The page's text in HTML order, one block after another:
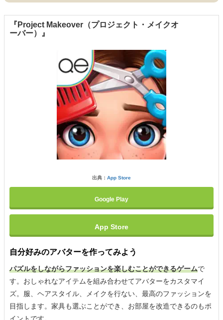
『Project Makeover（プロジェクト・メイクオ
ーバー）』
出典： App Store
Google Play
App Store
自分好みのアバターを作ってみよう
パズルをしながらファッションを楽しむことができるゲームで
す。おしゃれなアイテムを組み合わせてアバターをカスタマイ
ズ。服、ヘアスタイル、メイクを行ない、最高のファッションを
目指します。家具も選ぶことができ、お部屋を改造できるのもポ